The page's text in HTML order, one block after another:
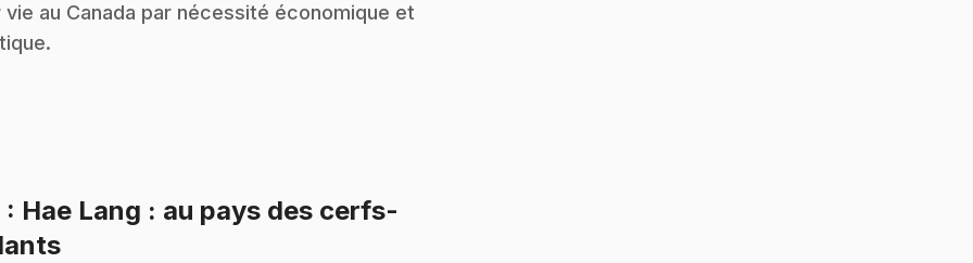
vie au Canada par nécessité économique et
: Hae Lang : au pays des cerfs-
.